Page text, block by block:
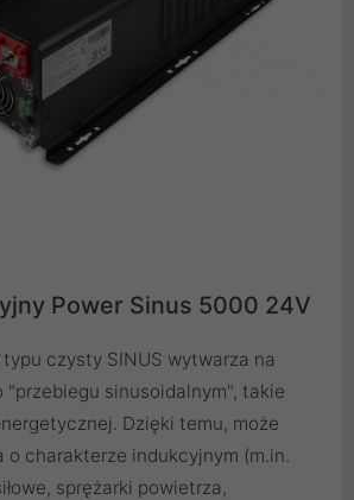
Power Sinus 5000 24V
czysty SINUS wytwarza na
sinusoidalnym", takie
Dzięki temu, może
o charakterze indukcyjnym (m.in.
sprężarki powietrza,